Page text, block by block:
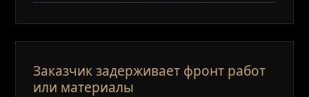
Заказчик задерживает фронт работ
или материалы